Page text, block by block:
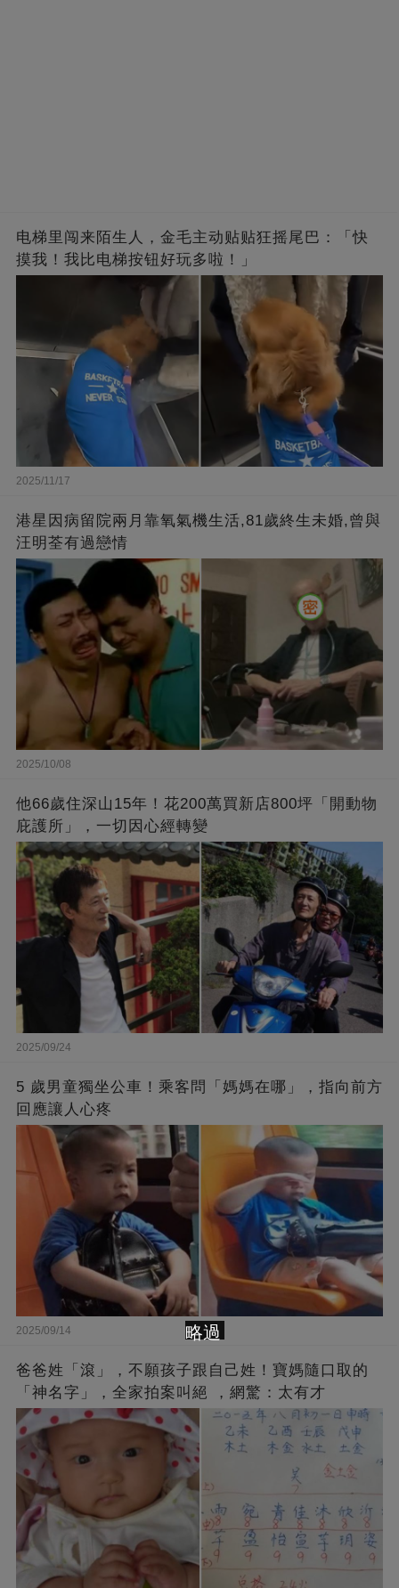
电梯里闯来陌生人，金毛主动贴贴狂摇尾巴：「快
摸我！我比电梯按钮好玩多啦！」
2025/11/17
港星因病留院兩月靠氧氣機生活,81歲終生未婚,曾與
汪明荃有過戀情
2025/10/08
他66歲住深山15年！花200萬買新店800坪「開動物
庇護所」，一切因心經轉變
2025/09/24
5 歲男童獨坐公車！乘客問「媽媽在哪」，指向前方
回應讓人心疼
2025/09/14
爸爸姓「滾」，不願孩子跟自己姓！寶媽隨口取的
「神名字」，全家拍案叫絕 ，網驚：太有才
略過